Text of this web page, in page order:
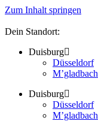
Zum Inhalt springen
Dein Standort:
Duisburg
Düsseldorf
M’gladbach
Duisburg
Düsseldorf
M’gladbach